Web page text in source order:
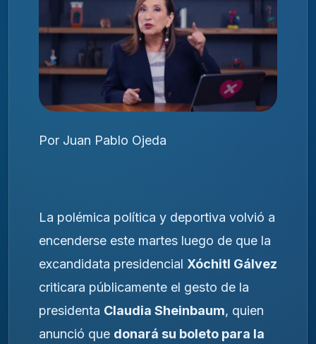
Por Juan Pablo Ojeda
La polémica política y deportiva volvió a
encenderse este martes luego de que la
excandidata presidencial Xóchitl Gálvez
criticara públicamente el gesto de la
presidenta Claudia Sheinbaum, quien
anunció que donará su boleto para la